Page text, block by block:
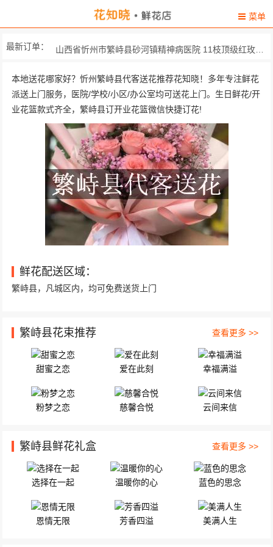
菜单
最新订单：
山西省，繁峙县，砂河镇 33朵精选红玫瑰，搭配顶...
繁峙县政府 11枝极品红玫瑰，黄莺间...
大木瓜村 33枝戴安娜玫瑰，2只可爱...
砂河镇 砂河四小 33朵精选红玫瑰，搭配顶...
繁峙县第一人民医院 精选粉色康乃馨17枝，满...
平型关街祥龙小区 精选33朵红玫瑰，石竹梅...
忻州市繁峙县大木瓜村 33枝戴安娜玫瑰，2只可爱...
本地送花哪家好？忻州繁峙县代客送花推荐花知晓！多年专注鲜花
派送上门服务，医院/学校/小区/办公室均可送花上门。生日鲜花/开
业花篮款式齐全，繁峙县订开业花篮微信快捷订花!
鲜花配送区域：
繁峙县，凡城区内，均可免费送货上门
繁峙县花束推荐 查看更多 >>
甜蜜之恋 爱在此刻 幸福满溢
粉梦之恋 慈馨合悦 云间来信
繁峙县鲜花礼盒 查看更多 >>
选择在一起 温暖你的心 蓝色的思念
恩情无限 芳香四溢 美满人生